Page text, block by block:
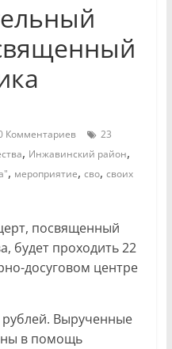
Комментариев
23
, Инжавинский район,
, мероприятие, сво, своих
посвященный
будет проходить 22
досуговом центре
Вырученные
в помощь